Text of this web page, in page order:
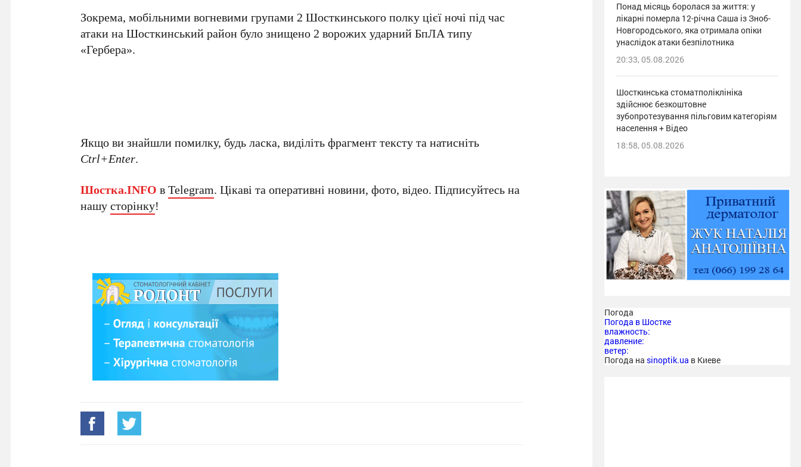
Зокрема, мобільними вогневими групами 2 Шосткинського полку цієї ночі під час
атаки на Шосткинський район було знищено 2 ворожих ударний БпЛА типу
«Гербера».
Якщо ви знайшли помилку, будь ласка, виділіть фрагмент тексту та натисніть
Ctrl+Enter.
Шостка.INFO вTelegram. Цікаві та оперативні новини, фото, відео. Підписуйтесь на
нашусторінку!
Понад місяць боролася за життя: у
лікарні померла 12-річна Саша із Зноб-
Новгородського, яка отримала опіки
унаслідок атаки безпілотника
20:33, 05.08.2026
Шосткинська стоматполіклініка
здійснює безкоштовне
зубопротезування пільговим категоріям
населення + Відео
18:58, 05.08.2026
Погода
Погода в Шостке
влажность:
давление:
ветер:
Погода на sinoptik.ua в Киеве